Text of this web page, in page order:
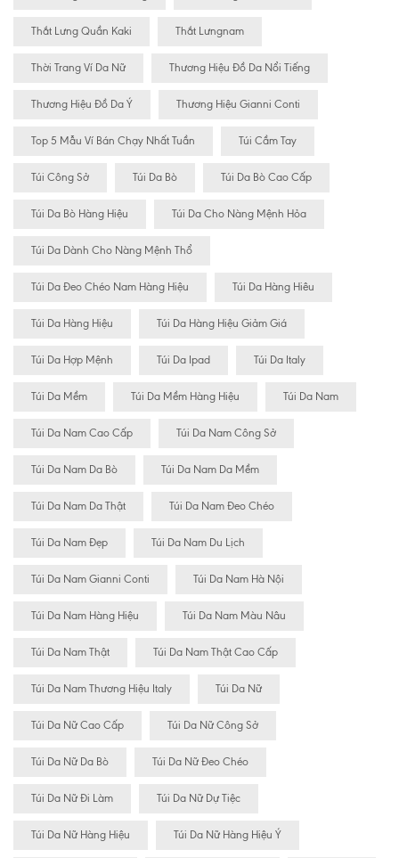
Thắt Lưng Quần Kaki Thắt Lưngnam
Thời Trang Ví Da Nữ Thương Hiệu Đồ Da Nổi Tiếng
Thương Hiệu Đồ Da Ý Thương Hiệu Gianni Conti
Top 5 Mẫu Ví Bán Chạy Nhất Tuần Túi Cầm Tay
Túi Công Sở Túi Da Bò Túi Da Bò Cao Cấp
Túi Da Bò Hàng Hiệu Túi Da Cho Nàng Mệnh Hỏa
Túi Da Dành Cho Nàng Mệnh Thổ
Túi Da Đeo Chéo Nam Hàng Hiệu Túi Da Hàng Hiêu
Túi Da Hàng Hiệu Túi Da Hàng Hiệu Giảm Giá
Túi Da Hợp Mệnh Túi Da Ipad Túi Da Italy
Túi Da Mềm Túi Da Mềm Hàng Hiệu Túi Da Nam
Túi Da Nam Cao Cấp Túi Da Nam Công Sở
Túi Da Nam Da Bò Túi Da Nam Da Mềm
Túi Da Nam Da Thật Túi Da Nam Đeo Chéo
Túi Da Nam Đẹp Túi Da Nam Du Lịch
Túi Da Nam Gianni Conti Túi Da Nam Hà Nội
Túi Da Nam Hàng Hiệu Túi Da Nam Màu Nâu
Túi Da Nam Thật Túi Da Nam Thật Cao Cấp
Túi Da Nam Thương Hiệu Italy Túi Da Nữ
Túi Da Nữ Cao Cấp Túi Da Nữ Công Sở
Túi Da Nữ Da Bò Túi Da Nữ Đeo Chéo
Túi Da Nữ Đi Làm Túi Da Nữ Dự Tiệc
Túi Da Nữ Hàng Hiệu Túi Da Nữ Hàng Hiệu Ý